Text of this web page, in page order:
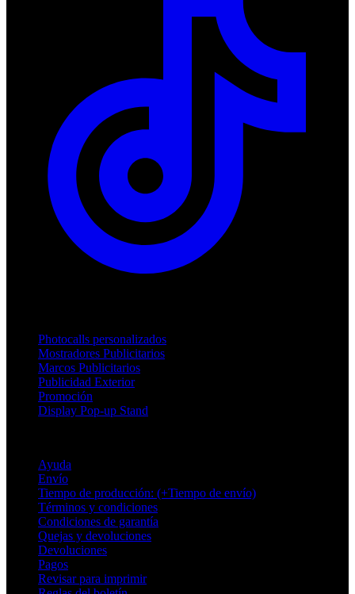
Photocalls personalizados
Mostradores Publicitarios
Marcos Publicitarios
Publicidad Exterior
Promoción
Display Pop-up Stand
Ayuda
Envío
Tiempo de producción: (+Tiempo de envío)
Términos y condiciones
Condiciones de garantía
Quejas y devoluciones
Devoluciones
Pagos
Revisar para imprimir